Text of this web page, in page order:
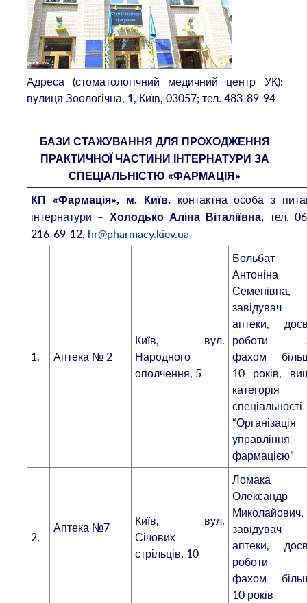
Адреса (стоматологічний медичний центр УК):
вулиця Зоологічна, 1, Київ, 03057; тел. 483-89-94
БАЗИ СТАЖУВАННЯ ДЛЯ ПРОХОДЖЕННЯ
ПРАКТИЧНОЇ ЧАСТИНИ ІНТЕРНАТУРИ ЗА
СПЕЦІАЛЬНІСТЮ «ФАРМАЦІЯ»
КП «Фармація», м. Київ, контактна особа з
інтернатури –
Холодько Аліна Віталіївна, тел.
216-69-12, hr@pharmacy.kiev.ua
1. Аптека № 2
Київ, вул.
Народного
ополчення, 5
Больбат
Антоніна
Семенівна,
завідувач
аптеки,
роботи
фахом
10 років,
категорія
спеціальності
управління
фармацією”
2.
Аптека №7
Київ, вул.
Січових
стрільців, 10
Ломака
Олександр
Миколайович,
завідувач
аптеки,
роботи
фахом
10 років